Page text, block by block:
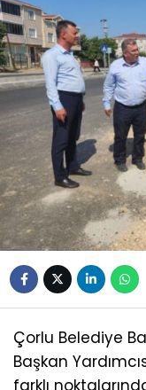
Çorlu Belediye
Başkan